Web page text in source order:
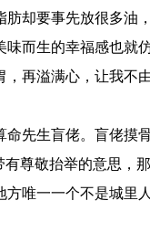
却要事先放很多油
而生的幸福感也就
再溢满心，让我不
先生盲佬。盲佬摸
尊敬抬举的意思，
唯一一个不是城里